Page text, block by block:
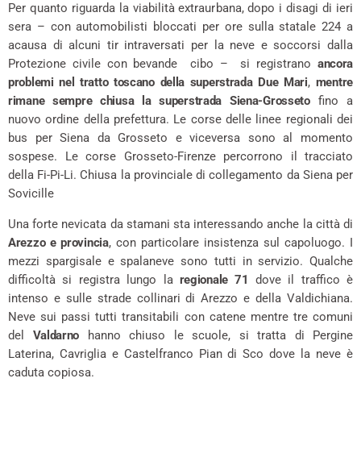
Per quanto riguarda la viabilità extraurbana, dopo i disagi di ieri
sera – con automobilisti bloccati per ore sulla statale 224 a
acausa di alcuni tir intraversati per la neve e soccorsi dalla
Protezione civile con bevande cibo – si registrano ancora
problemi nel tratto toscano della superstrada Due Mari, mentre
rimane sempre chiusa la superstrada Siena-Grossetofino a
nuovo ordine della prefettura. Le corse delle linee regionali dei
bus per Siena da Grosseto e viceversa sono al momento
sospese. Le corse Grosseto-Firenze percorrono il tracciato
della Fi-Pi-Li. Chiusa la provinciale di collegamento da Siena per
Sovicille
Una forte nevicata da stamani sta interessando anche la città di
Arezzo e provincia, con particolare insistenza sul capoluogo. I
mezzi spargisale e spalaneve sono tutti in servizio. Qualche
difficoltà si registra lungo laregionale 71
dove il traffico è
intenso e sulle strade collinari di Arezzo e della Valdichiana.
Neve sui passi tutti transitabili con catene mentre tre comuni
del Valdarno hanno chiuso le scuole, si tratta di Pergine
Laterina, Cavriglia e Castelfranco Pian di Sco dove la neve è
caduta copiosa.